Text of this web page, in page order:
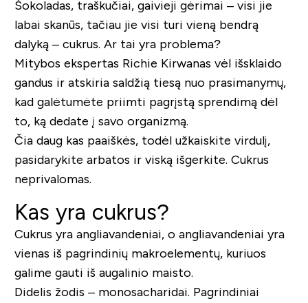
Šokoladas, traškučiai, gaivieji gėrimai – visi jie
labai skanūs, tačiau jie visi turi vieną bendrą
dalyką – cukrus. Ar tai yra problema?
Mitybos ekspertas Richie Kirwanas vėl išsklaido
gandus ir atskiria saldžią tiesą nuo prasimanymų,
kad galėtumėte priimti pagrįstą sprendimą dėl
to, ką dedate į savo organizmą.
Čia daug kas paaiškės, todėl užkaiskite virdulį,
pasidarykite arbatos ir viską išgerkite. Cukrus
neprivalomas.
Kas yra cukrus?
Cukrus yra angliavandeniai, o angliavandeniai yra
vienas iš pagrindinių makroelementų, kuriuos
galime gauti iš augalinio maisto.
Didelis žodis – monosacharidai. Pagrindiniai